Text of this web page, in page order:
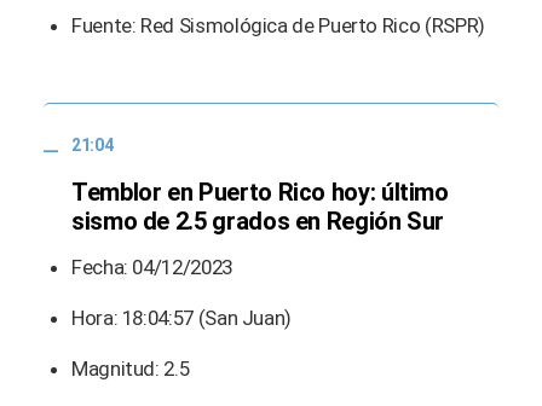
Fuente: Red Sismológica de Puerto Rico (RSPR)
21:04
Temblor en Puerto Rico hoy: último
sismo de 2.5 grados en Región Sur
Fecha: 04/12/2023
Hora: 18:04:57 (San Juan)
Magnitud: 2.5